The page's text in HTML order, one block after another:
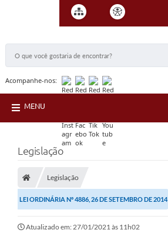
Acompanhe-nos:
MENU
Legislação
Legislação
LEI ORDINÁRIA Nº 4886, 26 DE SETEMBRO DE 2014
Atualizado em: 27/01/2021 às 11h02